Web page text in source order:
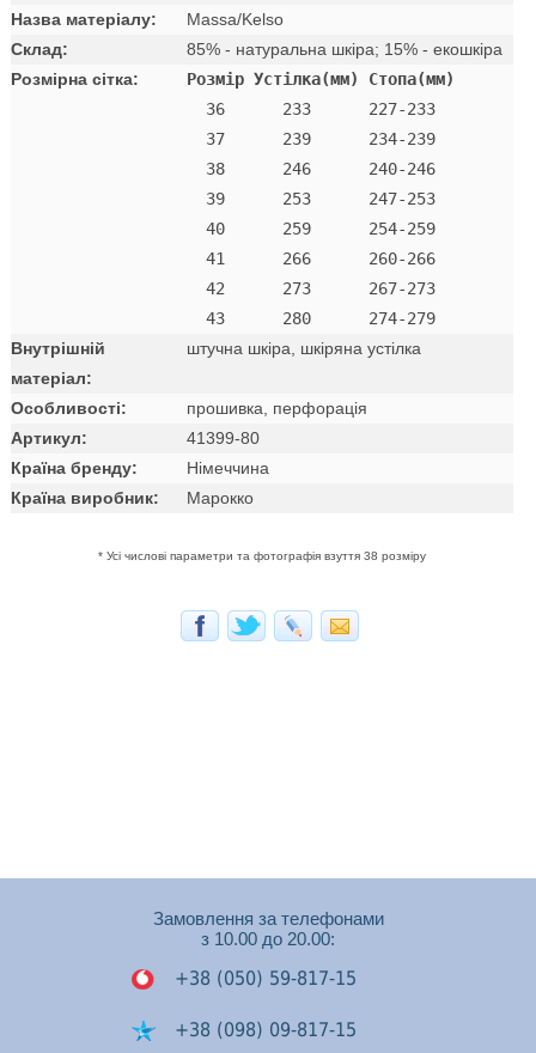
Назва матеріалу:
Massa/Kelso
Склад:
85% - натуральна шкіра; 15% - екошкіра
Розмірна сітка:
Розмір Устілка(мм) Стопа(мм)
  36      233      227-233
  37      239      234-239
  38      246      240-246
  39      253      247-253
  40      259      254-259
  41      266      260-266
  42      273      267-273
Внутрішній
матеріал:
штучна шкіра, шкіряна устілка
Особливості:
прошивка, перфорація
Артикул:
41399-80
Країна бренду:
Німеччина
Країна виробник:
Марокко
* Усі числові параметри та фотографія взуття 38 розміру
Замовлення за телефонами
з 10.00 до 20.00:
+38 (050) 59-817-15
+38 (098) 09-817-15